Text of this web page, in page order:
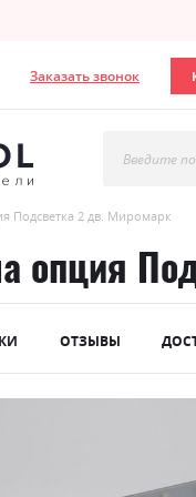
Заказать звонок
Введите
Подсветка 2 дв. Миромарк
опция
ОТЗЫВЫ